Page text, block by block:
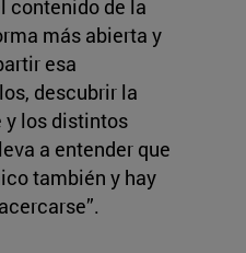
contenido de la
más abierta y
esa
descubrir la
y los distintos
a entender que
también y hay